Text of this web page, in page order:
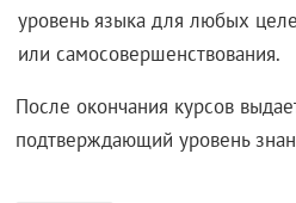
уровень языка для любых
или самосовершенствования.
После окончания курсов
подтверждающий уровень